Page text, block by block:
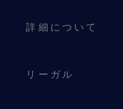
詳細について
リーガル